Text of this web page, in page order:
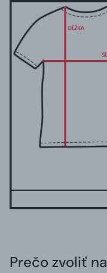
Prečo zvoliť